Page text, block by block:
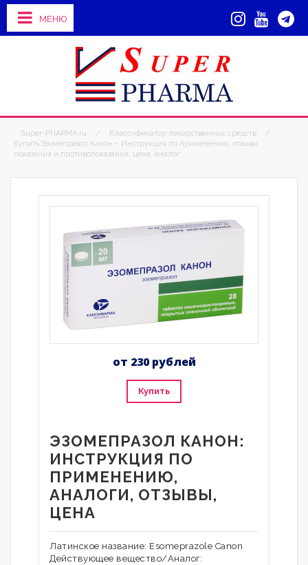
МЕНЮ
Super-PHARMA.ru / Классификатор лекарственных средств
/
Купить Эзомепразол Канон – Инструкция по применению, отзывы,
показания и противопоказания, цена, аналог
от 230 рублей
Купить
ЭЗОМЕПРАЗОЛ КАНОН:
ИНСТРУКЦИЯ ПО
ПРИМЕНЕНИЮ,
АНАЛОГИ, ОТЗЫВЫ,
ЦЕНА
Латинское название: Esomeprazole Canon
Действующее вещество/Аналог: